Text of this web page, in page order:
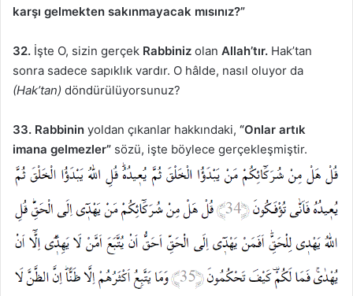
karşı gelmekten sakınmayacak mısınız?”
32. İşte O, sizin gerçek Rabbiniz olan Allah’tır. Hak’tan
sonra sadece sapıklık vardır. O hâlde, nasıl oluyor da
(Hak’tan) döndürülüyorsunuz?
33. Rabbinin yoldan çıkanlar hakkındaki, “Onlar artık
imana gelmezler” sözü, işte böylece gerçekleşmiştir.